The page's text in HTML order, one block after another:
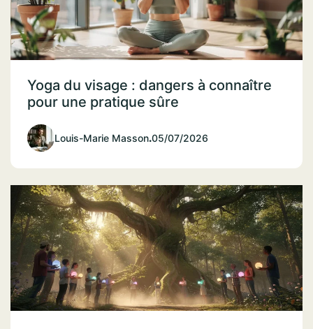
Yoga du visage : dangers à connaître
pour une pratique sûre
Louis-Marie Masson.05/07/2026